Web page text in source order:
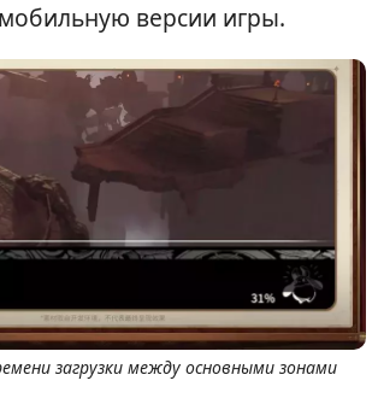
мобильную версии игры.
загрузки между основными зонами